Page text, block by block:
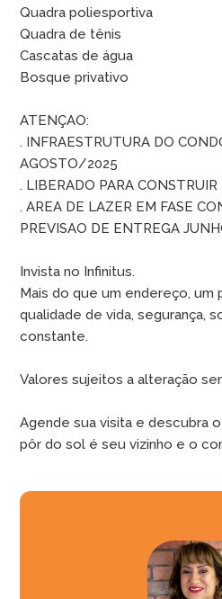
Quadra poliesportiva
Quadra de tênis
Cascatas de água
Bosque privativo
ATENÇAO:
. INFRAESTRUTURA DO
AGOSTO/2025
. LIBERADO PARA CONSTRUIR
. AREA DE LAZER EM FASE
PREVISAO DE ENTREGA
Invista no Infinitus.
Mais do que um endereço,
qualidade de vida, segurança,
constante.
Valores sujeitos a alteração
Agende sua visita e descubra
pôr do sol é seu vizinho e o